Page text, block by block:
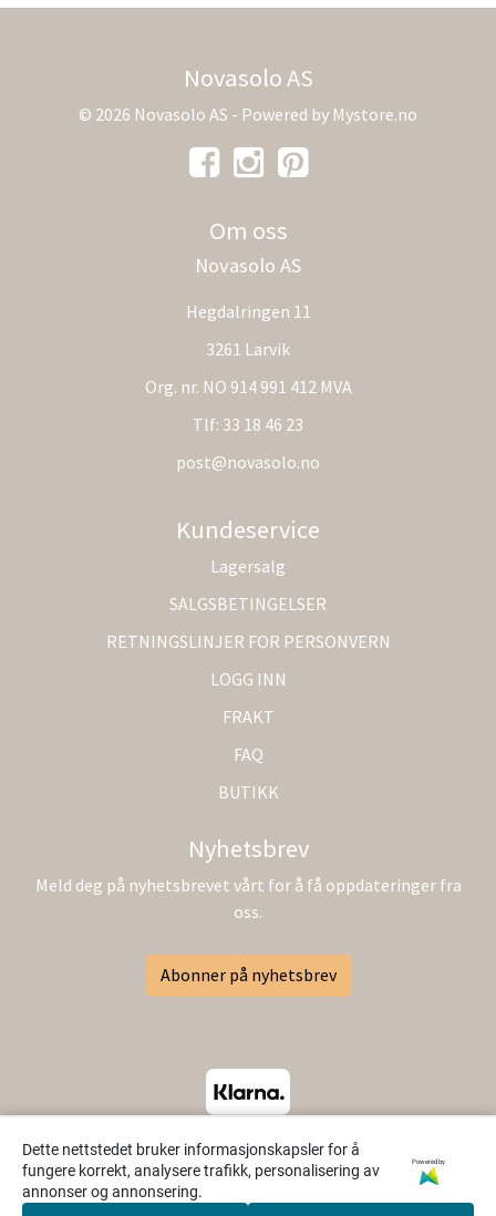
Dette nettstedet bruker informasjonskapsler for å
fungere korrekt, analysere trafikk, personalisering av
annonser og annonsering.
Powered by
Novasolo AS
© 2026 Novasolo AS - Powered by Mystore.no
Om oss
Novasolo AS
Hegdalringen 11
3261 Larvik
Org. nr. NO 914 991 412 MVA
Tlf: 33 18 46 23
post@novasolo.no
Kundeservice
Lagersalg
SALGSBETINGELSER
RETNINGSLINJER FOR PERSONVERN
LOGG INN
FRAKT
FAQ
BUTIKK
Nyhetsbrev
Meld deg på nyhetsbrevet vårt for å få oppdateringer fra
oss.
Abonner på nyhetsbrev